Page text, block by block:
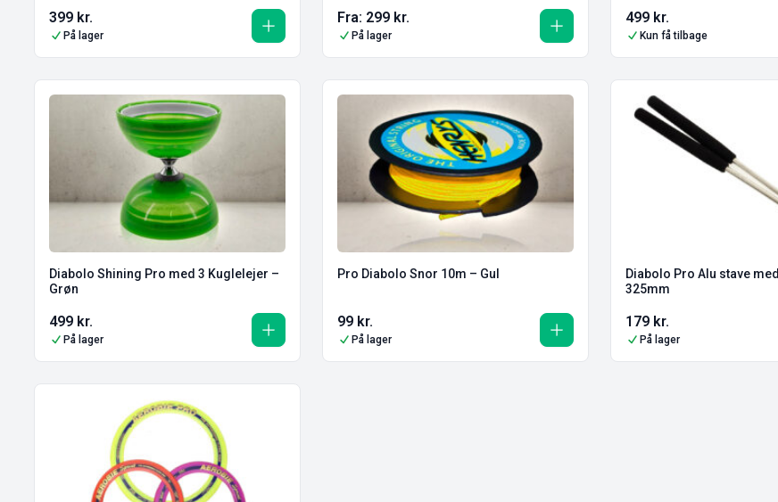
399 kr.
På lager
Fra: 299 kr.
På lager
499 kr.
Kun få tilbage
Diabolo Shining Pro med 3 Kuglelejer –
Grøn
499 kr.
På lager
Pro Diabolo Snor 10m – Gul
99 kr.
På lager
Diabolo Pro Alu stave
325mm
179 kr.
På lager